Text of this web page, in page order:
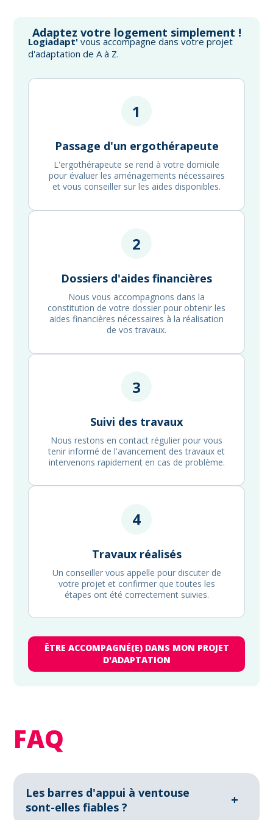
Adaptez votre logement simplement !
Logiadapt' vous accompagne dans votre projet
d'adaptation de A à Z.
1
Passage d'un ergothérapeute
L'ergothérapeute se rend à votre domicile
pour évaluer les aménagements nécessaires
et vous conseiller sur les aides disponibles.
2
Dossiers d'aides financières
Nous vous accompagnons dans la
constitution de votre dossier pour obtenir les
aides financières nécessaires à la réalisation
de vos travaux.
3
Suivi des travaux
Nous restons en contact régulier pour vous
tenir informé de l'avancement des travaux et
intervenons rapidement en cas de problème.
4
Travaux réalisés
Un conseiller vous appelle pour discuter de
votre projet et confirmer que toutes les
étapes ont été correctement suivies.
ÊTRE ACCOMPAGNÉ(E) DANS MON PROJET
D'ADAPTATION
FAQ
Les barres d'appui à ventouse
sont-elles fiables ?
+